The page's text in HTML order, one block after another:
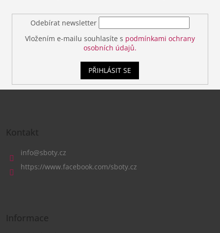
Odebírat newsletter
Vložením e-mailu souhlasíte s podmínkami ochrany
osobních údajů.
PŘIHLÁSIT SE
Kontakt
info@sboty.cz
https://www.facebook.com/sboty.cz
Informace